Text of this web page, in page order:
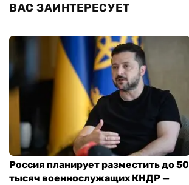
ВАС ЗАИНТЕРЕСУЕТ
Россия планирует разместить до 50
тысяч военнослужащих КНДР —